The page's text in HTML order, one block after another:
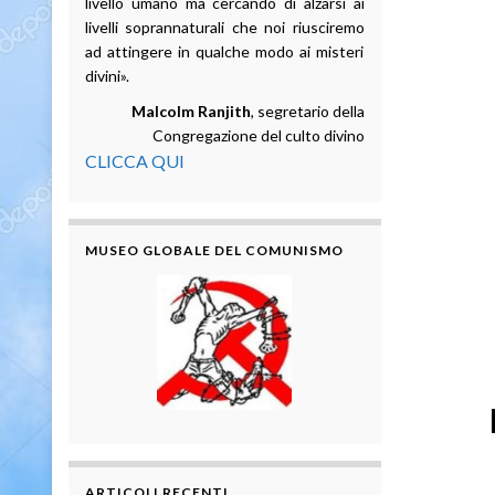
livelli soprannaturali che noi riusciremo
ad attingere in qualche modo ai misteri
divini».
Malcolm Ranjith, segretario della
Congregazione del culto divino
CLICCA QUI
MUSEO GLOBALE DEL COMUNISMO